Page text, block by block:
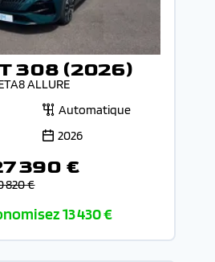
308 (2026)
ALLURE
Automatique
2026
390 €
820 €
13 430 €